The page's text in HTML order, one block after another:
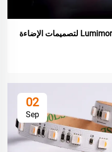
مزايا إضاءة النيون LED من Lumimore لتصميمات الإضاءة
02
Sep